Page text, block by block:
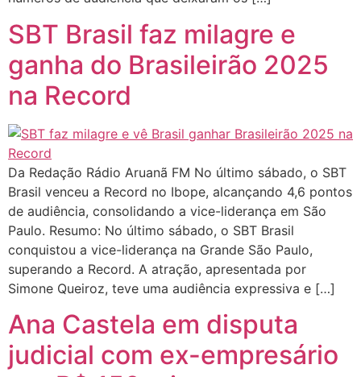
SBT Brasil faz milagre e
ganha do Brasileirão 2025
na Record
Da Redação Rádio Aruanã FM No último sábado, o SBT
Brasil venceu a Record no Ibope, alcançando 4,6 pontos
de audiência, consolidando a vice-liderança em São
Paulo. Resumo: No último sábado, o SBT Brasil
conquistou a vice-liderança na Grande São Paulo,
superando a Record. A atração, apresentada por
Simone Queiroz, teve uma audiência expressiva e […]
Ana Castela em disputa
judicial com ex-empresário